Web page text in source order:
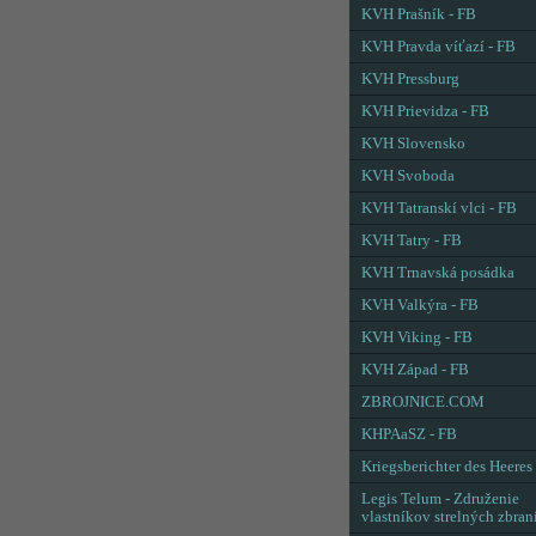
KVH Prašník - FB
KVH Pravda víťazí - FB
KVH Pressburg
KVH Prievidza - FB
KVH Slovensko
KVH Svoboda
KVH Tatranskí vlci - FB
KVH Tatry - FB
KVH Trnavská posádka
KVH Valkýra - FB
KVH Viking - FB
KVH Západ - FB
ZBROJNICE.COM
KHPAaSZ - FB
Kriegsberichter des Heeres
Legis Telum - Združenie
vlastníkov strelných